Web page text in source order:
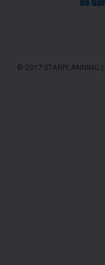
© 2017 STARPLANNING |